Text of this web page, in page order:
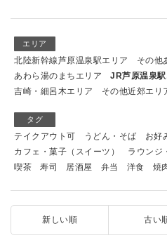
エリア
北陸新幹線芦原温泉駅エリア
その他
あわら湯のまちエリア
JR芦原温泉
吉崎・細呂木エリア
その他近郊エリ
タグ
テイクアウト可 うどん・そば
お好
カフェ・菓子（スイーツ）
ラウンジ
喫茶
寿司 居酒屋 弁当 洋食 焼
新しい順 古い